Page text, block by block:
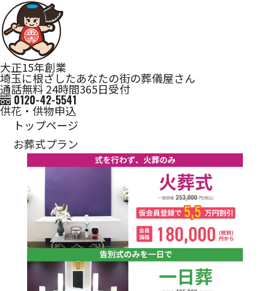
大正15年創業
埼玉に根ざしたあなたの街の葬儀屋さん
通話無料 24時間365日受付
0120-42-5541
供花・供物申込
トップページ
お葬式プラン